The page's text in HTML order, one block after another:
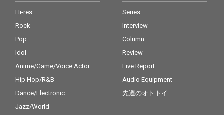
Hi-res
Rock
Pop
Idol
Anime/Game/Voice Actor
Hip Hop/R&B
Dance/Electronic
Jazz/World
Series
Interview
Column
Review
Live Report
Audio Equipment
先週のオトトイ